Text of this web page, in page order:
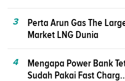
3
Perta Arun Gas The
Market LNG Dunia
4
Mengapa Power Bank
Sudah Pakai Fast